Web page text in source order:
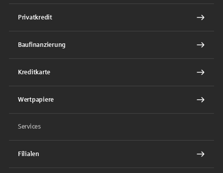
Privatkredit
Baufinanzierung
Kreditkarte
Wertpapiere
Services
Filialen